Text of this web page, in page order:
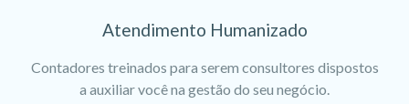
Atendimento Humanizado
Contadores treinados para serem consultores dispostos
a auxiliar você na gestão do seu negócio.